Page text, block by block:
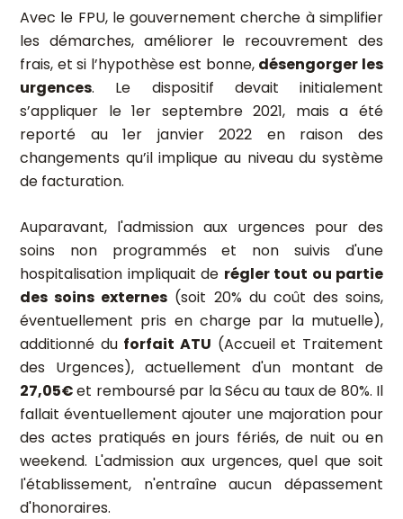
Avec le FPU, le gouvernement cherche à simplifier
les démarches, améliorer le recouvrement des
frais, et si l’hypothèse est bonne, désengorger les
urgences. Le dispositif devait initialement
s’appliquer le 1er septembre 2021, mais a été
reporté au 1er janvier 2022 en raison des
changements qu’il implique au niveau du système
de facturation.
Auparavant, l'admission aux urgences pour des
soins non programmés et non suivis d'une
hospitalisation impliquait de régler tout ou partie
des soins externes (soit 20% du coût des soins,
éventuellement pris en charge par la mutuelle),
additionné du forfait ATU (Accueil et Traitement
des Urgences), actuellement d'un montant de
27,05€et remboursé par la Sécu au taux de 80%. Il
fallait éventuellement ajouter une majoration pour
des actes pratiqués en jours fériés, de nuit ou en
weekend. L'admission aux urgences, quel que soit
l'établissement, n'entraîne aucun dépassement
d'honoraires.